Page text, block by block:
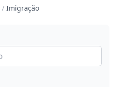
/ Imigração